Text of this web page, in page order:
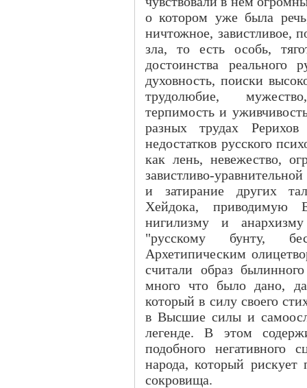
о котором уже была
ничтожное, завистливое,
зла, то есть особь,
достоинства реального
духовность, поиски
трудолюбие,
терпимость и
разных трудах
недостатков русского
как лень, невежество,
завистливо-
и затирание других
Хейдока, приводимую
нигилизму и
"русскому бунту,
Архетипическим
считали образ
много что было дано,
который в силу своего
в Высшие силы и
легенде. В этом
подобного негативного
народа, который рискует
сокровища.